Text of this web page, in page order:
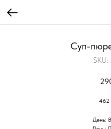
Суп-
SKU:
462
День: